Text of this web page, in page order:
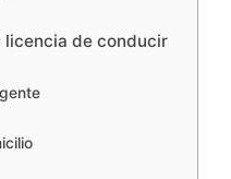
licencia de conducir